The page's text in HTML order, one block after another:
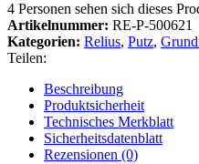
4 Personen sehen sich dieses
Artikelnummer: RE-P-500621
Kategorien: Relius, Putz,
Teilen:
Beschreibung
Produktsicherheit
Technisches Merkblatt
Sicherheitsdatenblatt
Rezensionen (0)